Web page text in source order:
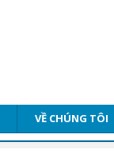
VỀ CHÚNG TÔI